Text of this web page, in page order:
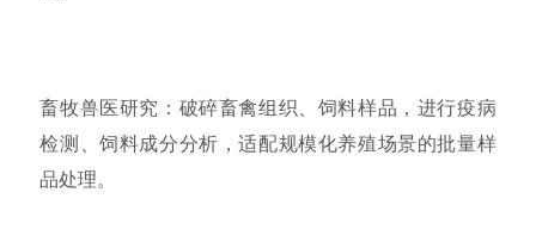
畜牧兽医研究：破碎畜禽组织、饲料样品，进行疫病
检测、饲料成分分析，适配规模化养殖场景的批量样
品处理。